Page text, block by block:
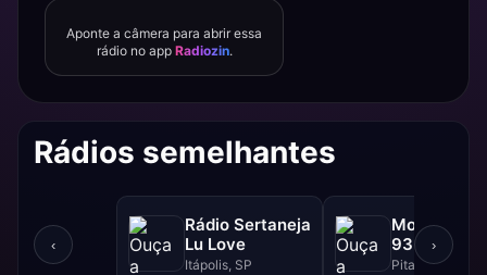
Aponte a câmera para abrir essa
rádio no app Radiozin.
Rádios semelhantes
‹
Rádio Sertaneja
Lu Love
Itápolis, SP
Modão FM -
93.9 FM
Pitanga, PR
›